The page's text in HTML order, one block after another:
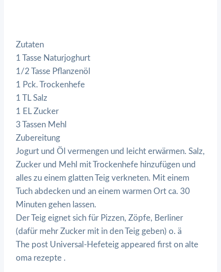
Zutaten
1 Tasse Naturjoghurt
1/2 Tasse Pflanzenöl
1 Pck. Trockenhefe
1 TL Salz
1 EL Zucker
3 Tassen Mehl
Zubereitung
Jogurt und Öl vermengen und leicht erwärmen. Salz,
Zucker und Mehl mit Trockenhefe hinzufügen und
alles zu einem glatten Teig verkneten. Mit einem
Tuch abdecken und an einem warmen Ort ca. 30
Minuten gehen lassen.
Der Teig eignet sich für Pizzen, Zöpfe, Berliner
(dafür mehr Zucker mit in den Teig geben) o. ä
The post Universal-Hefeteig appeared first on alte
oma rezepte .